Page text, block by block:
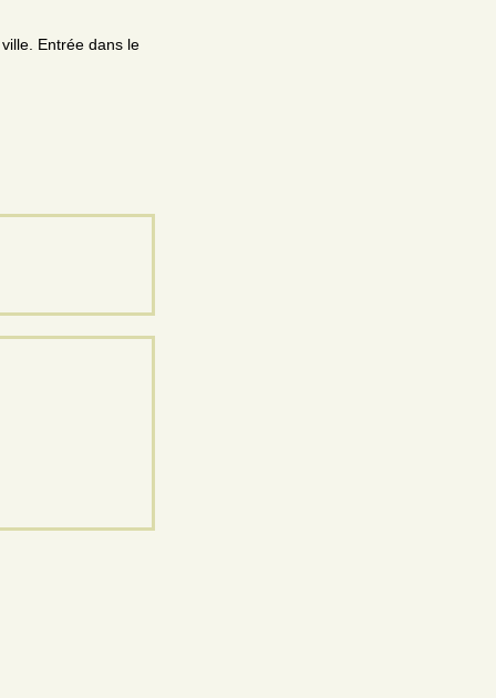
Entrée dans le